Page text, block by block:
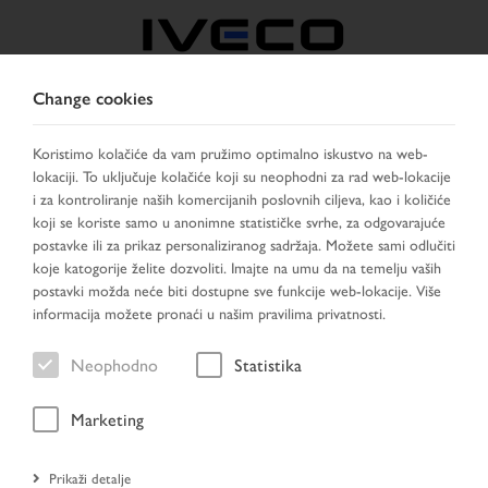
IZABERITE ZEMLJU PROMIJENI JEZIK
Toggle
navigation
MENU
Vozilo
Početna stranica
Change cookies
Koristimo kolačiće da vam pružimo optimalno iskustvo na web-
lokaciji. To uključuje kolačiće koji su neophodni za rad web-lokacije
i za kontroliranje naših komercijanih poslovnih ciljeva, kao i količiće
koji se koriste samo u anonimne statističke svrhe, za odgovarajuće
postavke ili za prikaz personaliziranog sadržaja. Možete sami odlučiti
koje katogorije želite dozvoliti. Imajte na umu da na temelju vaših
postavki možda neće biti dostupne sve funkcije web-lokacije. Više
informacija možete pronaći u našim pravilima privatnosti.
Neophodno Statistika
Marketing
Prikaži detalje